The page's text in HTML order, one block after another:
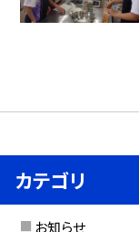
カテゴリ
お知らせ